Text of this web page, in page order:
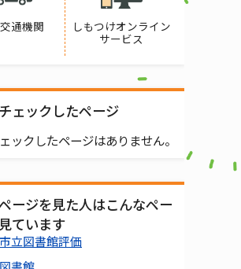
通機関
しもつけオンライン
サービス
ェックしたページ
ックしたページはありません。
ージを見た人はこんなペー
ています
立図書館評価